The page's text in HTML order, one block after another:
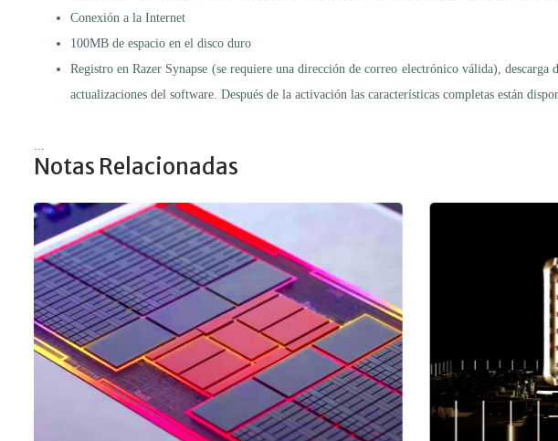
Conexión a la Internet
100MB de espacio en el disco duro
Registro en Razer Synapse (se requiere una dirección de correo electrónico válida),
actualizaciones del software. Después de la activación las características completas están
Notas Relacionadas